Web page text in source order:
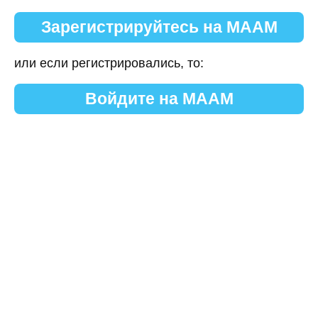
Зарегистрируйтесь на МААМ
или если регистрировались, то:
Войдите на МААМ